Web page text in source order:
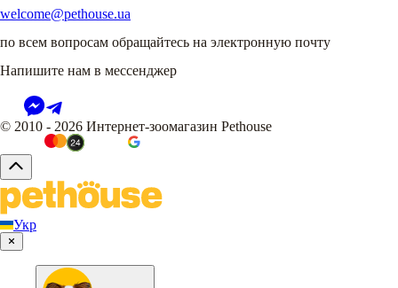
welcome@pethouse.ua
по всем вопросам обращайтесь на электронную почту
Напишите нам в мессенджер
© 2010 - 2026 Интернет-зоомагазин Pethouse
Укр